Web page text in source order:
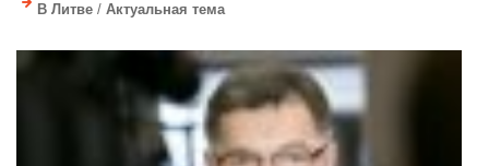
В Литве / Актуальная тема